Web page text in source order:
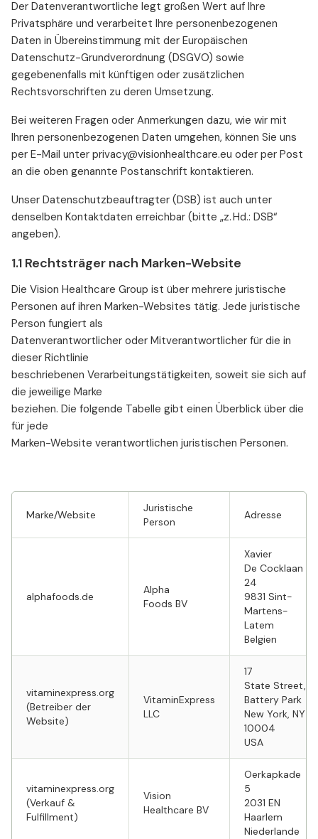
Der Datenverantwortliche legt großen Wert auf Ihre
Privatsphäre und verarbeitet Ihre personenbezogenen
Daten in Übereinstimmung mit der Europäischen
Datenschutz-Grundverordnung (DSGVO) sowie
gegebenenfalls mit künftigen oder zusätzlichen
Rechtsvorschriften zu deren Umsetzung.
Bei weiteren Fragen oder Anmerkungen dazu, wie wir mit
Ihren personenbezogenen Daten umgehen, können Sie uns
per E-Mail unter privacy@visionhealthcare.eu oder per Post
an die oben genannte Postanschrift kontaktieren.
Unser Datenschutzbeauftragter (DSB) ist auch unter
denselben Kontaktdaten erreichbar (bitte „z. Hd.: DSB“
angeben).
1.1 Rechtsträger nach Marken-Website
Die Vision Healthcare Group ist über mehrere juristische
Personen auf ihren Marken-Websites tätig. Jede juristische
Person fungiert als
Datenverantwortlicher oder Mitverantwortlicher für die in
dieser Richtlinie
beschriebenen Verarbeitungstätigkeiten, soweit sie sich auf
die jeweilige Marke
beziehen. Die folgende Tabelle gibt einen Überblick über die
für jede
Marken-Website verantwortlichen juristischen Personen.
Marke/Website
Juristische
Person
Adresse
alphafoods.de
Alpha
Foods BV
Xavier
De Cocklaan
24
9831 Sint-
Martens-
Latem
Belgien
vitaminexpress.org
(Betreiber der
Website)
VitaminExpress
LLC
17
State Street,
Battery Park
New York, NY
10004
USA
vitaminexpress.org
(Verkauf &
Fulfillment)
Vision
Healthcare BV
Oerkapkade
5
2031 EN
Haarlem
Niederlande